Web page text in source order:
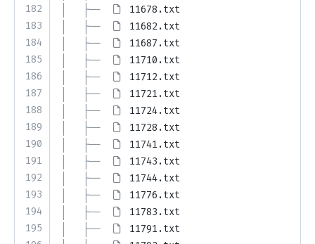
182
183
184
185
186
187
188
189
190
191
192
193
194
195
│   ├──
11678.txt
│   ├──
11682.txt
│   ├──
11687.txt
│   ├──
11710.txt
│   ├──
11712.txt
│   ├──
11721.txt
│   ├──
11724.txt
│   ├──
11728.txt
│   ├──
11741.txt
│   ├──
11743.txt
│   ├──
11744.txt
│   ├──
11776.txt
│   ├──
11783.txt
│   ├──
11791.txt